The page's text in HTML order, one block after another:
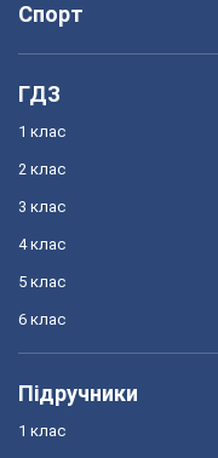
Спорт
ГДЗ
1 клас
2 клас
3 клас
4 клас
5 клас
6 клас
Підручники
1 клас